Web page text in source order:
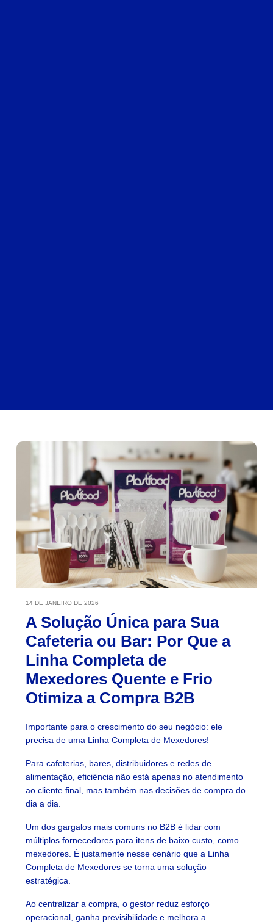
14 DE JANEIRO DE 2026
A Solução Única para Sua
Cafeteria ou Bar: Por Que a
Linha Completa de
Mexedores Quente e Frio
Otimiza a Compra B2B
Importante para o crescimento do seu negócio: ele
precisa de uma Linha Completa de Mexedores!
Para cafeterias, bares, distribuidores e redes de
alimentação, eficiência não está apenas no atendimento
ao cliente final, mas também nas decisões de compra do
dia a dia.
Um dos gargalos mais comuns no B2B é lidar com
múltiplos fornecedores para itens de baixo custo, como
mexedores. É justamente nesse cenário que a Linha
Completa de Mexedores se torna uma solução
estratégica.
Ao centralizar a compra, o gestor reduz esforço
operacional, ganha previsibilidade e melhora a